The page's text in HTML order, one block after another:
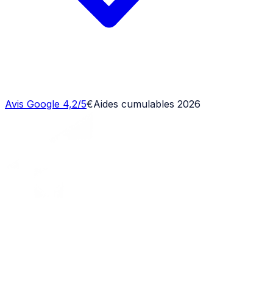
Avis Google 4,2/5€Aides cumulables 2026